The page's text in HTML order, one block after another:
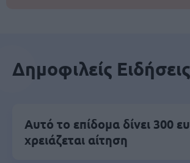
Δημοφιλείς Ειδήσεις
Αυτό το επίδομα δίνει 300
χρειάζεται αίτηση